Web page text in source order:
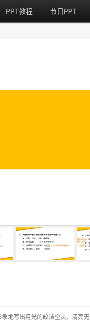
PPT教程 节日PPT
地写出月光的皎洁空灵、清亮无